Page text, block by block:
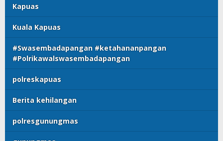
Kapuas
Kuala Kapuas
#Swasembadapangan #ketahananpangan
#Polrikawalswasembadapangan
polreskapuas
Berita kehilangan
polresgunungmas